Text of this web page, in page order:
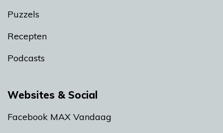
Puzzels
Recepten
Podcasts
Websites & Social
Facebook MAX Vandaag